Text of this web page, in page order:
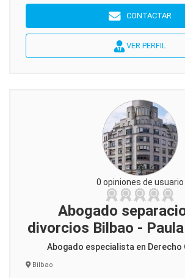
CONTACTAR
VER PERFIL
0 opiniones de usuario
Abogado
divorcios Bilbao -
Abogado especialista en Derecho
Bilbao